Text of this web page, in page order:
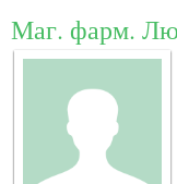
Маг. фарм.